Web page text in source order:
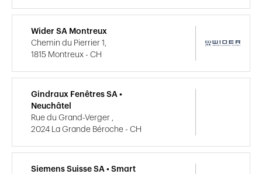
Wider SA Montreux
Chemin du Pierrier 1,
1815 Montreux - CH
Gindraux Fenêtres SA •
Neuchâtel
Rue du Grand-Verger ,
2024 La Grande Béroche - CH
Siemens Suisse SA • Smart